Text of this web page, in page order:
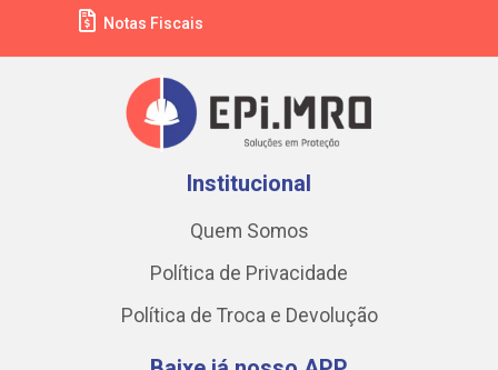
Notas Fiscais
Institucional
Quem Somos
Política de Privacidade
Política de Troca e Devolução